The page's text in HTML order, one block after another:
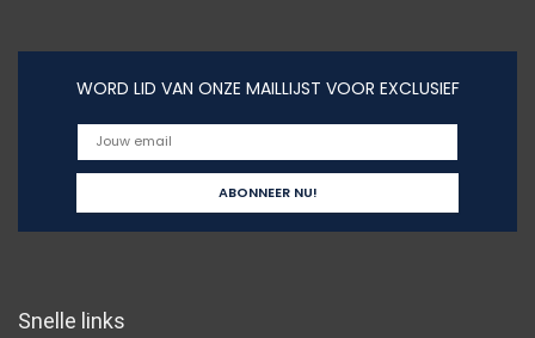
WORD LID VAN ONZE MAILLIJST VOOR EXCLUSIEF
Snelle links